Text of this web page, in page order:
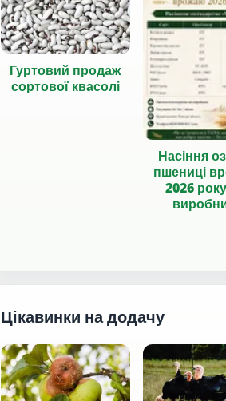
Гуртовий продаж
сортової квасолі
Насіння
пшениці
2026
Цікавинки на додачу